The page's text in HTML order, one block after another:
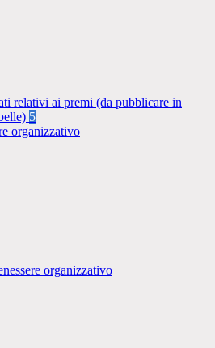
relativi ai premi (da pubblicare in
5
organizzativo
organizzativo